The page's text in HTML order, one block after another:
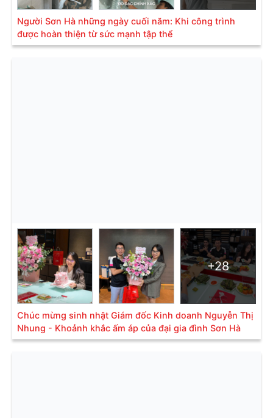
Người Sơn Hà những ngày cuối năm: Khi công trình
được hoàn thiện từ sức mạnh tập thể
+28
Chúc mừng sinh nhật Giám đốc Kinh doanh Nguyễn Thị
Nhung - Khoảnh khắc ấm áp của đại gia đình Sơn Hà